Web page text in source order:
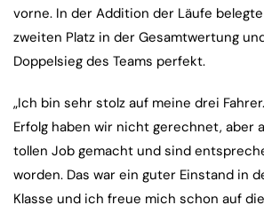
vorne. In der Addition der Läufe
zweiten Platz in der Gesamtwertung
Doppelsieg des Teams perfekt.
„Ich bin sehr stolz auf meine drei
Erfolg haben wir nicht gerechnet, aber
tollen Job gemacht und sind
worden. Das war ein guter Einstand in
Klasse und ich freue mich schon auf